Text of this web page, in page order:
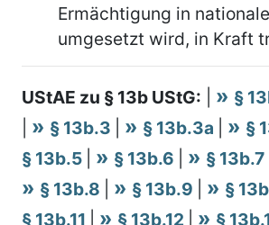
Ermächtigung in
umgesetzt wird, in Kraft
UStAE zu § 13b UStG: §
§ 13b.3 § 13b.3a §
§ 13b.5
§ 13b.6 § 13b.7
§ 13b.8
§ 13b.9 §
§ 13b.11
§ 13b.12 §